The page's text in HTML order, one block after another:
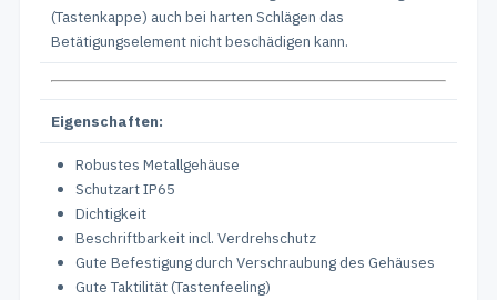
(Tastenkappe) auch bei harten Schlägen das
Betätigungselement nicht beschädigen kann.
Eigenschaften:
Robustes Metallgehäuse
Schutzart IP65
Dichtigkeit
Beschriftbarkeit incl. Verdrehschutz
Gute Befestigung durch Verschraubung des Gehäuses
Gute Taktilität (Tastenfeeling)